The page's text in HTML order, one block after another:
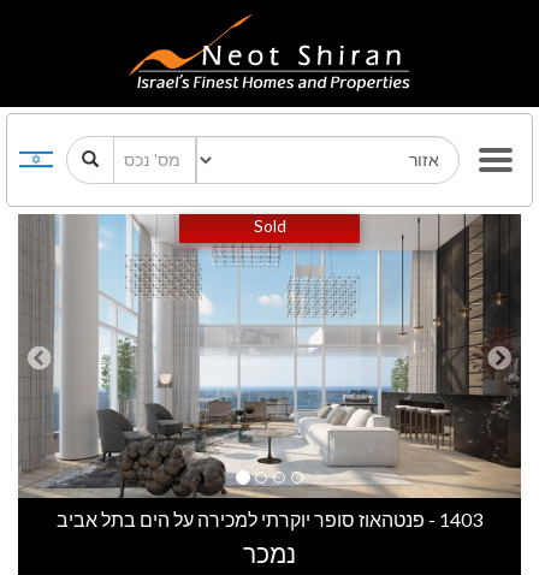
Sold
Previous Next
1403 - פנטהאוז סופר יוקרתי למכירה על הים בתל אביב
נמכר